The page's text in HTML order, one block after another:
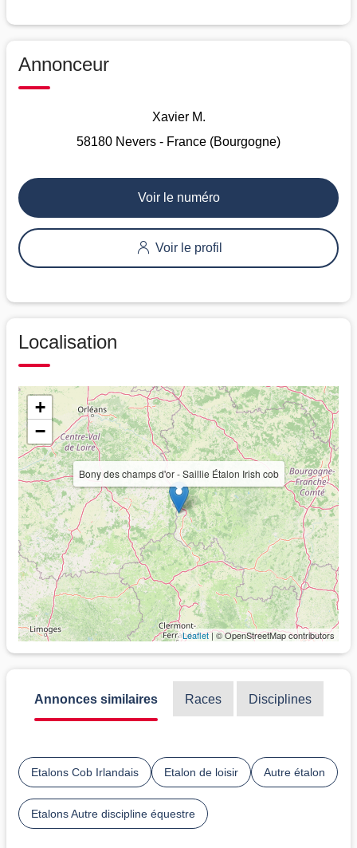
Annonceur
Xavier M.
58180 Nevers - France (Bourgogne)
Voir le numéro
Voir le profil
Localisation
Bony des champs d'or - Saillie Étalon Irish cob
+
−
Leaflet| © OpenStreetMap contributors
Annonces similaires Races Disciplines
Etalons Cob Irlandais Etalon de loisir Autre étalon
Etalons Autre discipline équestre